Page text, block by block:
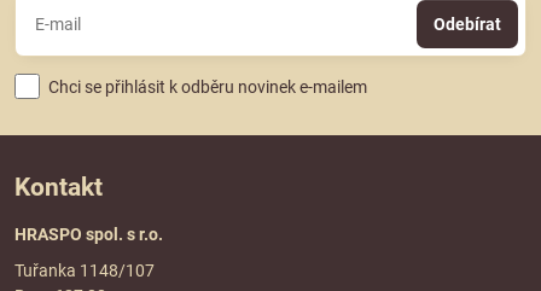
Odebírat
Chci se přihlásit k odběru novinek e-mailem
Kontakt
HRASPO spol. s r.o.
Tuřanka 1148/107